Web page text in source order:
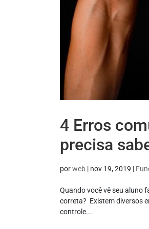
4 Erros
precisa
porweb | nov 19, 2019 |
Quando você vê seu aluno
correta? Existem diversos
controle...